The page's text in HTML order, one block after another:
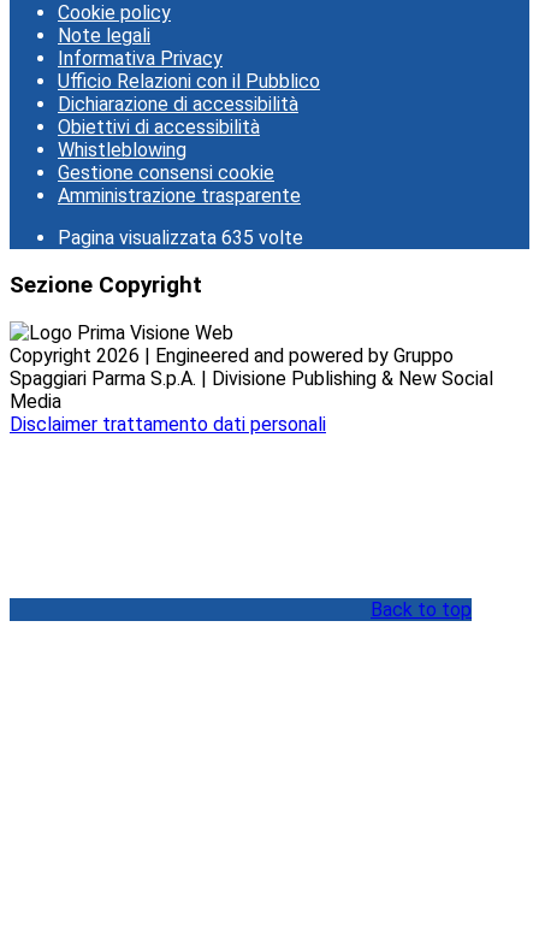
Cookie policy
Note legali
Informativa Privacy
Ufficio Relazioni con il Pubblico
Dichiarazione di accessibilità
Obiettivi di accessibilità
Whistleblowing
Gestione consensi cookie
Amministrazione trasparente
Pagina visualizzata 635 volte
Sezione Copyright
Copyright 2026 | Engineered and powered by Gruppo
Spaggiari Parma S.p.A. | Divisione Publishing & New Social
Media
Disclaimer trattamento dati personali
Back to top